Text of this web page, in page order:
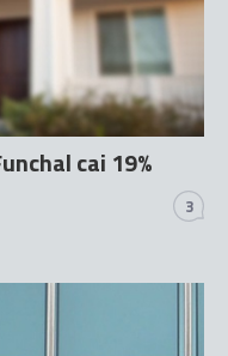
cai 19%
3